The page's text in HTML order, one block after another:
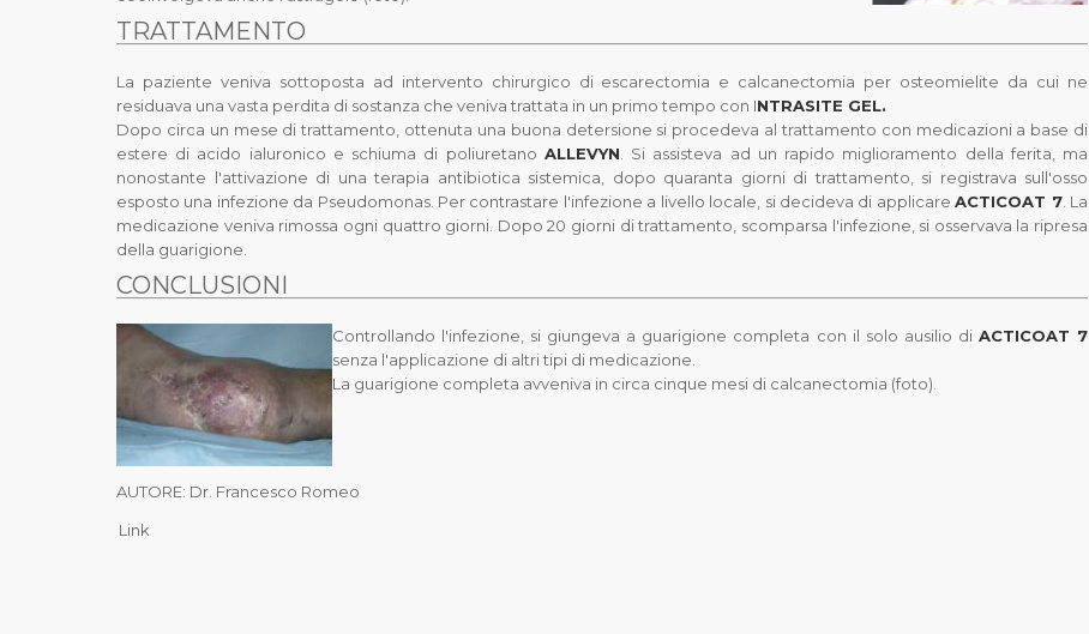
TRATTAMENTO
La paziente veniva sottoposta ad intervento chirurgico di escarectomia e calcanectomia per osteomielite da cui ne
residuava una vasta perdita di sostanza che veniva trattata in un primo tempo con INTRASITE GEL.
Dopo circa un mese di trattamento, ottenuta una buona detersione si procedeva al trattamento con medicazioni a base di
estere di acido ialuronico e schiuma di poliuretano ALLEVYN . Si assisteva ad un rapido miglioramento della ferita, ma
nonostante l'attivazione di una terapia antibiotica sistemica, dopo quaranta giorni di trattamento, si registrava sull'osso
esposto una infezione da Pseudomonas. Per contrastare l'infezione a livello locale, si decideva di applicareACTICOAT 7. La
medicazione veniva rimossa ogni quattro giorni. Dopo 20 giorni di trattamento, scomparsa l'infezione, si osservava la ripresa
della guarigione.
CONCLUSIONI
Controllando l'infezione, si giungeva a guarigione completa con il solo ausilio di ACTICOAT 7
senza l'applicazione di altri tipi di medicazione.
La guarigione completa avveniva in circa cinque mesi di calcanectomia (foto).
AUTORE: Dr. Francesco Romeo
Link